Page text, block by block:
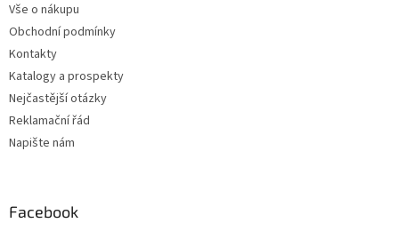
Vše o nákupu
Obchodní podmínky
Kontakty
Katalogy a prospekty
Nejčastější otázky
Reklamační řád
Napište nám
Facebook